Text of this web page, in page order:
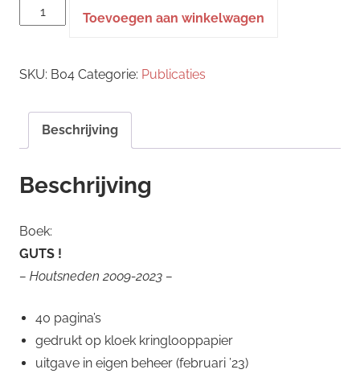
boek:
GUTS
aantal
Toevoegen aan winkelwagen
SKU: B04 Categorie: Publicaties
Beschrijving
Beschrijving
Boek:
GUTS !
– Houtsneden 2009-2023 –
40 pagina’s
gedrukt op kloek kringlooppapier
uitgave in eigen beheer (februari ’23)